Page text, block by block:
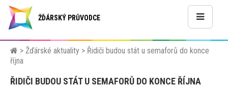
ŽĎÁRSKÝ PRŮVODCE
> Žďárské aktuality > Řidiči budou stát u semaforů do konce
října
ŘIDIČI BUDOU STÁT U SEMAFORŮ DO KONCE ŘÍJNA